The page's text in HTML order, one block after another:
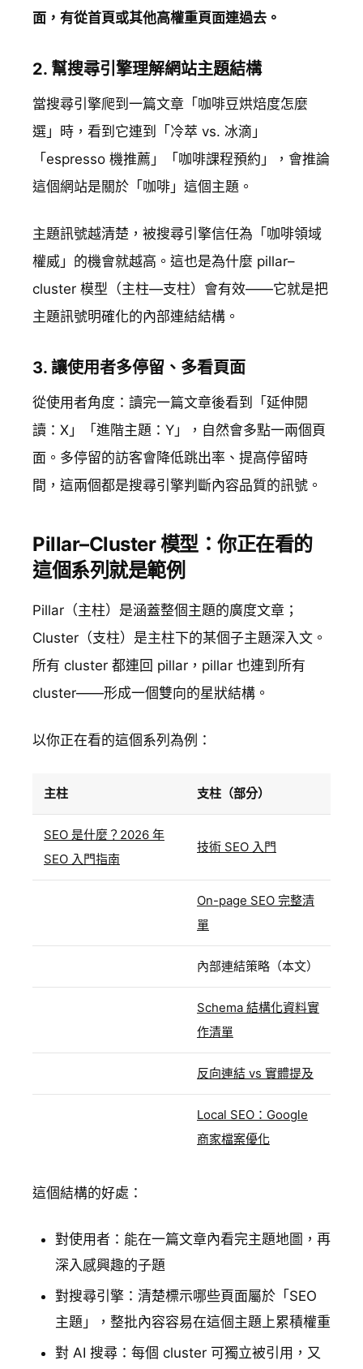
面，有從首頁或其他高權重頁面連過去。
2. 幫搜尋引擎理解網站主題結構
當搜尋引擎爬到一篇文章「咖啡豆烘焙度怎麼
選」時，看到它連到「冷萃 vs. 冰滴」
「espresso 機推薦」「咖啡課程預約」，會推論
這個網站是關於「咖啡」這個主題。
主題訊號越清楚，被搜尋引擎信任為「咖啡領域
權威」的機會就越高。這也是為什麼 pillar–
cluster 模型（主柱—支柱）會有效——它就是把
主題訊號明確化的內部連結結構。
3. 讓使用者多停留、多看頁面
從使用者角度：讀完一篇文章後看到「延伸閱
讀：X」「進階主題：Y」，自然會多點一兩個頁
面。多停留的訪客會降低跳出率、提高停留時
間，這兩個都是搜尋引擎判斷內容品質的訊號。
Pillar–Cluster 模型：你正在看的
這個系列就是範例
Pillar（主柱）是涵蓋整個主題的廣度文章；
Cluster（支柱）是主柱下的某個子主題深入文。
所有 cluster 都連回 pillar，pillar 也連到所有
cluster——形成一個雙向的星狀結構。
以你正在看的這個系列為例：
主柱 支柱（部分）
SEO 是什麼？2026 年
SEO 入門指南
技術 SEO 入門
On-page SEO 完整清
單
內部連結策略（本文）
Schema 結構化資料實
作清單
反向連結 vs 實體提及
Local SEO：Google
商家檔案優化
這個結構的好處：
對使用者：能在一篇文章內看完主題地圖，再
深入感興趣的子題
對搜尋引擎：清楚標示哪些頁面屬於「SEO
主題」，整批內容容易在這個主題上累積權重
對 AI 搜尋：每個 cluster 可獨立被引用，又